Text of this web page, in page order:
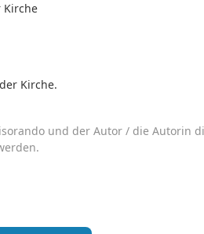
Kirche
Kirche.
und der Autor / die Autorin